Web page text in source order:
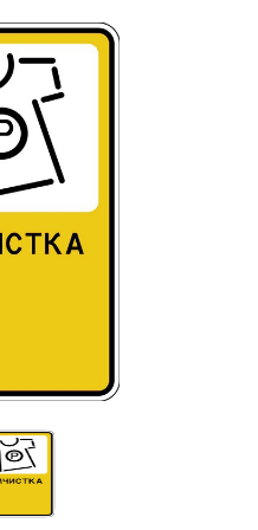
разметки
знаки
подсветкой
знаки
знаков (Хомуты)